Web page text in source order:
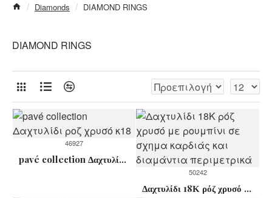
Diamonds DIAMOND RINGS
DIAMOND RINGS
46927
pavé collection Δαχτυλίδι ροζ χρυσό κ18
50242
Δαχτυλίδι 18Κ ρόζ χρυσό με ρουμπίνι σε σχημα καρδιάς και διαμάντια περιμετρικά